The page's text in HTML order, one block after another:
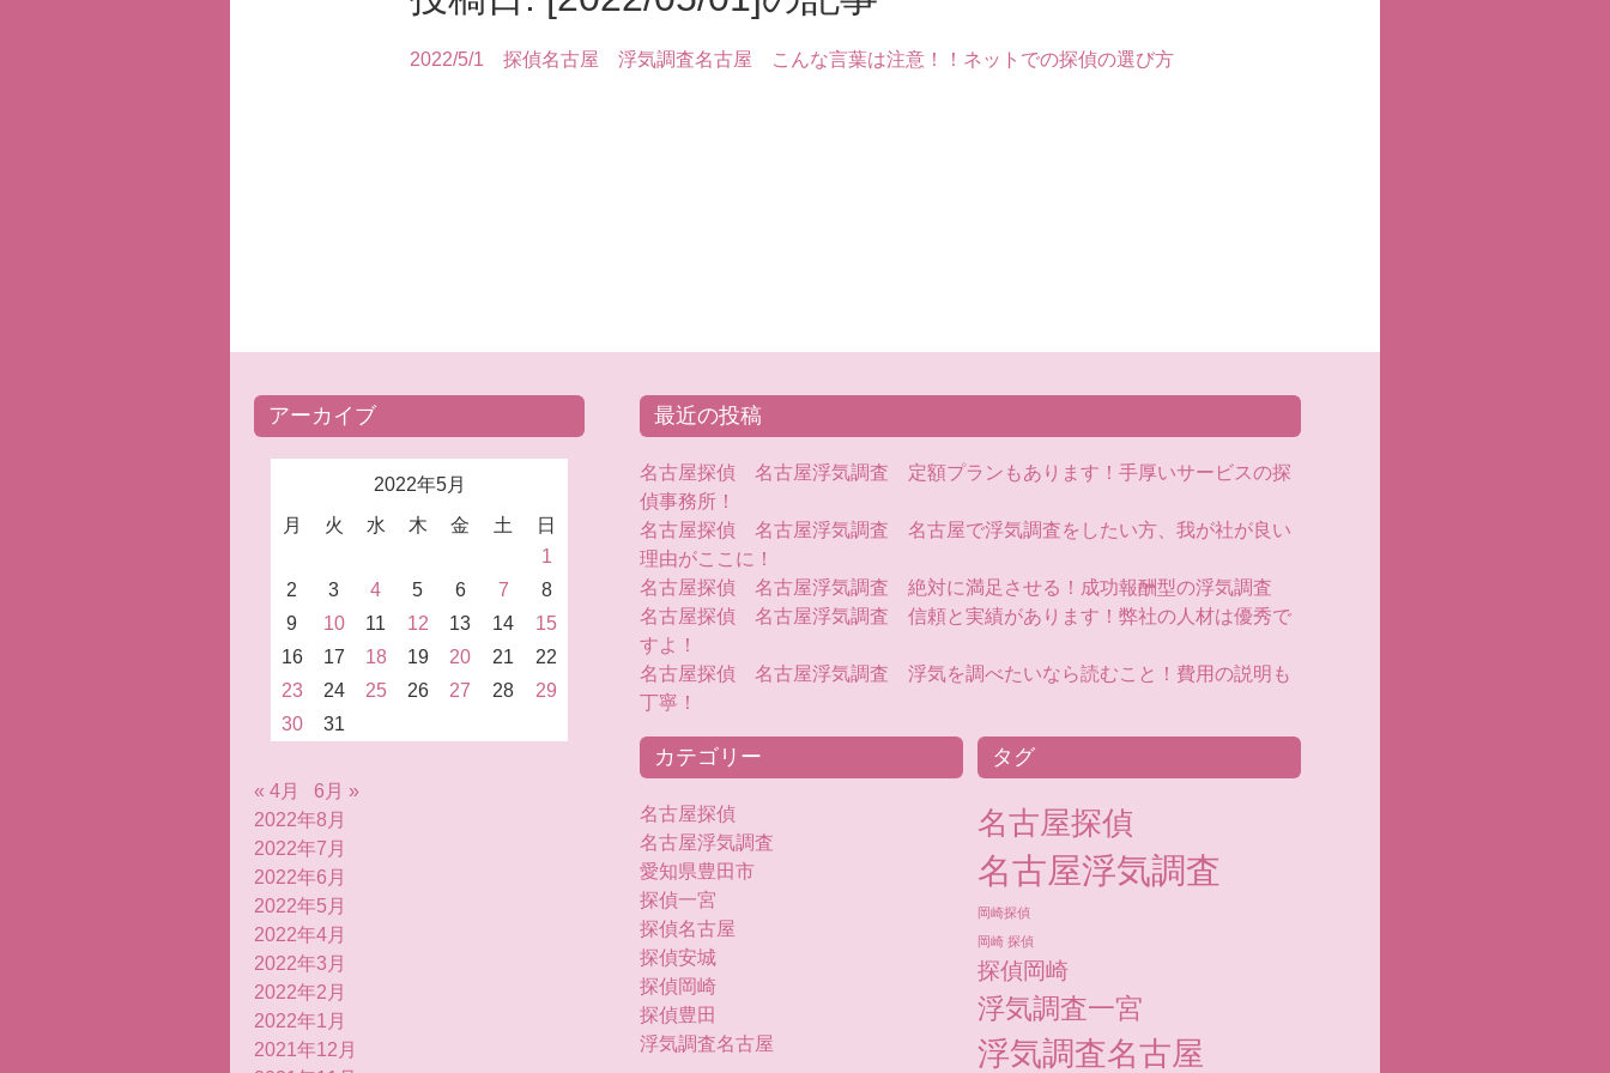
2022/5/1 探偵名古屋 浮気調査名古屋 こんな言葉は注意！！ネットでの探偵の選び方
アーカイブ
2022年5月
月
火 水 木 金 土
日
1
2
3 4 5 6 7
8
9
10 11 12 13 14
15
16
17 18 19 20 21
22
23
24 25 26 27 28
29
30
31
« 4月
6月 »
2022年8月
2022年7月
2022年6月
2022年5月
2022年4月
2022年3月
2022年2月
2022年1月
2021年12月
最近の投稿
名古屋探偵 名古屋浮気調査 定額プランもあります！手厚いサービスの探
偵事務所！
名古屋探偵 名古屋浮気調査 名古屋で浮気調査をしたい方、我が社が良い
理由がここに！
名古屋探偵 名古屋浮気調査 絶対に満足させる！成功報酬型の浮気調査
名古屋探偵 名古屋浮気調査 信頼と実績があります！弊社の人材は優秀で
すよ！
名古屋探偵 名古屋浮気調査 浮気を調べたいなら読むこと！費用の説明も
丁寧！
カテゴリー
名古屋探偵
名古屋浮気調査
愛知県豊田市
探偵一宮
探偵名古屋
探偵安城
探偵岡崎
探偵豊田
浮気調査名古屋
タグ
名古屋探偵
名古屋浮気調査
岡崎探偵
岡崎 探偵
探偵岡崎
浮気調査一宮
浮気調査名古屋